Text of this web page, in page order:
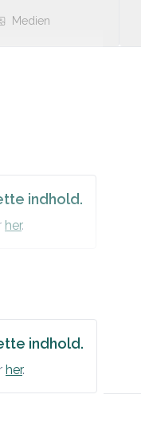
indhold.
her.
Medien
indhold.
her.